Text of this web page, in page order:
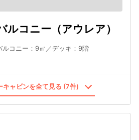
ルコニー（アウレア）
ルコニー：9㎡／デッキ：9階
キャビンを全て見る (7件)